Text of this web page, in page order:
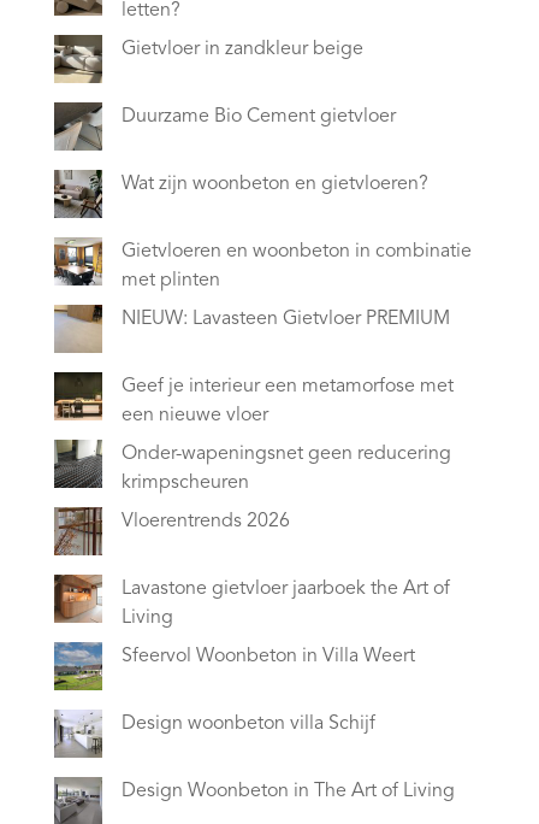
letten?
Gietvloer in zandkleur beige
Duurzame Bio Cement gietvloer
Wat zijn woonbeton en gietvloeren?
Gietvloeren en woonbeton in combinatie
met plinten
NIEUW: Lavasteen Gietvloer PREMIUM
Geef je interieur een metamorfose met
een nieuwe vloer
Onder-wapeningsnet geen reducering
krimpscheuren
Vloerentrends 2026
Lavastone gietvloer jaarboek the Art of
Living
Sfeervol Woonbeton in Villa Weert
Design woonbeton villa Schijf
Design Woonbeton in The Art of Living